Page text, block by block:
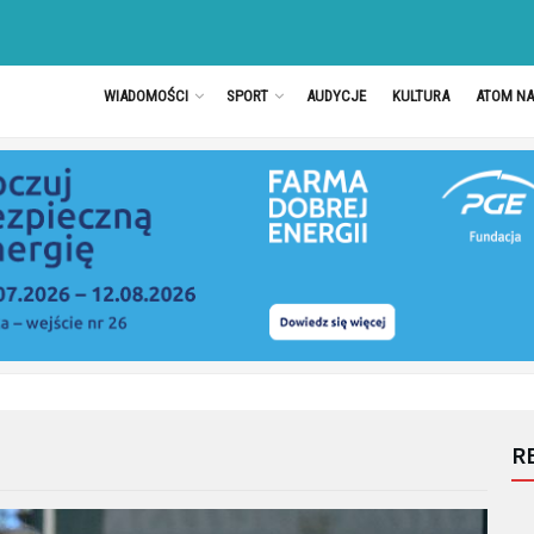
WIADOMOŚCI SPORT AUDYCJE KULTURA ATOM